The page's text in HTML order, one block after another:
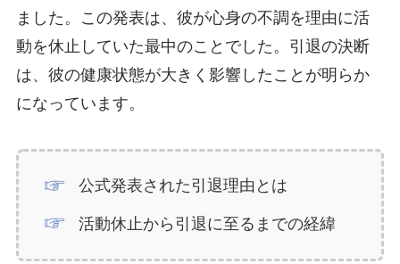
ました。この発表は、彼が心身の不調を理由に活
動を休止していた最中のことでした。引退の決断
は、彼の健康状態が大きく影響したことが明らか
になっています。
公式発表された引退理由とは
活動休止から引退に至るまでの経緯